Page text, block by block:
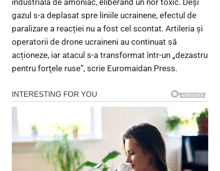
gazul s-a deplasat spre liniile ucrainene, efectul de
paralizare a reacției nu a fost cel scontat. Artileria și
operatorii de drone ucraineni au continuat să
acționeze, iar atacul s-a transformat într-un „dezastru
pentru forţele ruse”, scrie Euromaidan Press.